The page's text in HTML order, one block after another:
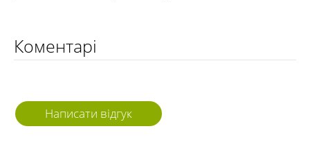
Коментарі
Написати відгук